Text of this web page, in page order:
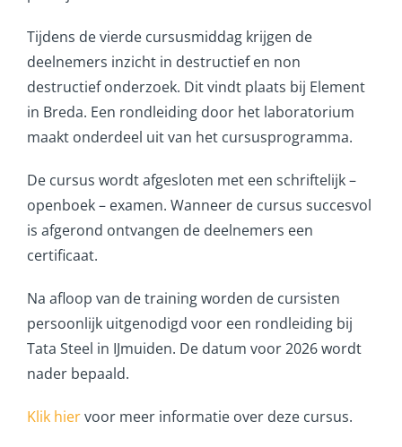
Tijdens de vierde cursusmiddag krijgen de
deelnemers inzicht in destructief en non
destructief onderzoek. Dit vindt plaats bij Element
in Breda. Een rondleiding door het laboratorium
maakt onderdeel uit van het cursusprogramma.
De cursus wordt afgesloten met een schriftelijk –
openboek – examen. Wanneer de cursus succesvol
is afgerond ontvangen de deelnemers een
certificaat.
Na afloop van de training worden de cursisten
persoonlijk uitgenodigd voor een rondleiding bij
Tata Steel in IJmuiden. De datum voor 2026 wordt
nader bepaald.
Klik hiervoor meer informatie over deze cursus.